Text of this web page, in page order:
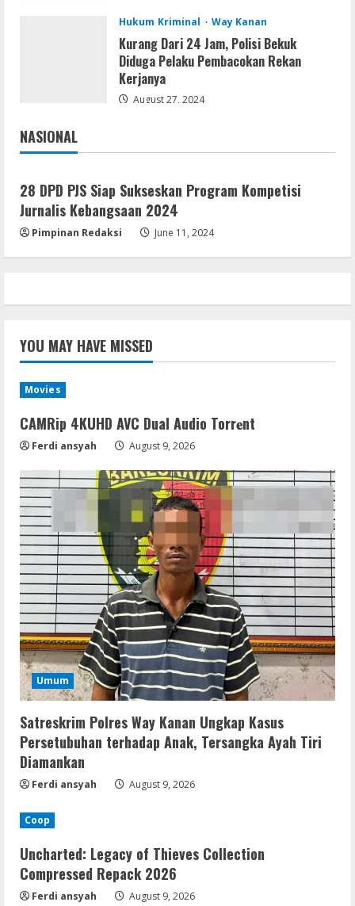
Resettools
Display Changer X Portable + Crack
[Final] (x64) Final FileCR
August 9, 2026
5 August 8, 2026
Hukum Kriminal Way Kanan
Kurang Dari 24 Jam, Polisi Bekuk
Diduga Pelaku Pembacokan Rekan
Kerjanya
August 27, 2024
NASIONAL
Jakarta
28 DPD PJS Siap Sukseskan Program Kompetisi
Jurnalis Kebangsaan 2024
Pimpinan Redaksi June 11, 2024
YOU MAY HAVE MISSED
Movies
CAMRip 4KUHD AVC Dual Audio Torr𝐞nt
Ferdi ansyah August 9, 2026
Umum
Satreskrim Polres Way Kanan Ungkap Kasus
Persetubuhan terhadap Anak, Tersangka Ayah Tiri
Diamankan
Ferdi ansyah August 9, 2026
Coop
Uncharted: Legacy of Thieves Collection
Compressed Repack 2026
Ferdi ansyah August 9, 2026